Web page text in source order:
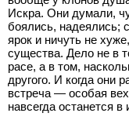
Искра. Они думали,
боялись, надеялись;
ярок и ничуть не
существа. Дело не в
расе, а в том,
другого. И когда они
встреча — особая
навсегда останется